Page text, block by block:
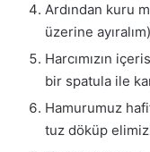
Ardından kuru
üzerine
Harcımızın
bir spatula ile
Hamurumuz
tuz döküp